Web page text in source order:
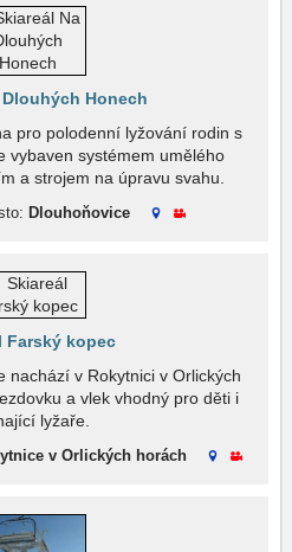
Dlouhých Honech
pro polodenní lyžování rodin s
vybaven systémem umělého
a strojem na úpravu svahu.
Dlouhoňovice
Farský kopec
nachází v Rokytnici v Orlických
a vlek vhodný pro děti i
lyžaře.
v Orlických horách